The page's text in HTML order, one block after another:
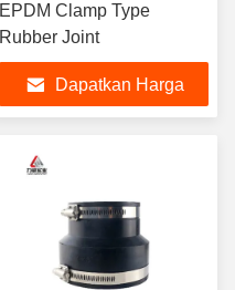
EPDM Clamp Type
Rubber Joint
Dapatkan Harga